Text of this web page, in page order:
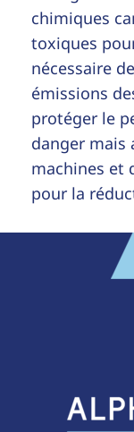
chimiques
toxiques
nécessaire
émissions
protéger le
danger mais
machines et
pour la